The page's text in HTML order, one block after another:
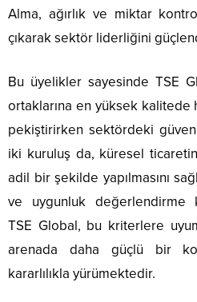
Alma, ağırlık ve miktar
çıkarak sektör liderliğini
Bu üyelikler sayesinde TSE
ortaklarına en yüksek kalitede
pekiştirirken sektördeki
iki kuruluş da, küresel
adil bir şekilde yapılmasını
ve uygunluk değerlendirme
TSE Global, bu kriterlere
arenada daha güçlü bir
kararlılıkla yürümektedir.